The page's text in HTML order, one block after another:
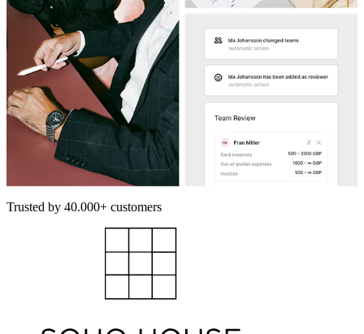
Trusted by 40.000+ customers